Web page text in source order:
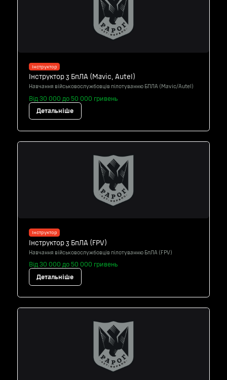
Інструктор
Інструктор з БпЛА (Mavic, Autel)
Навчання військовослужбовців пілотуванню БПЛА (Mavic/Autel)
Від 30 000 до 50 000 гривень
Детальніше
Інструктор
Інструктор з БпЛА (FPV)
Навчання військовослужбовців пілотуванню БпЛА (FPV)
Від 30 000 до 50 000 гривень
Детальніше